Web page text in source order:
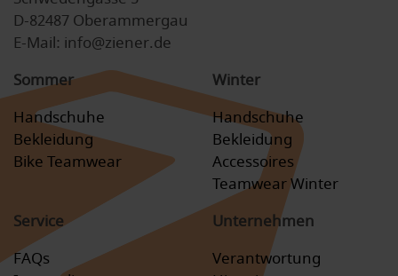
D-82487 Oberammergau
E-Mail: info@ziener.de
Sommer
Handschuhe
Bekleidung
Bike Teamwear
Winter
Handschuhe
Bekleidung
Accessoires
Teamwear Winter
Service
FAQs
Unternehmen
Verantwortung